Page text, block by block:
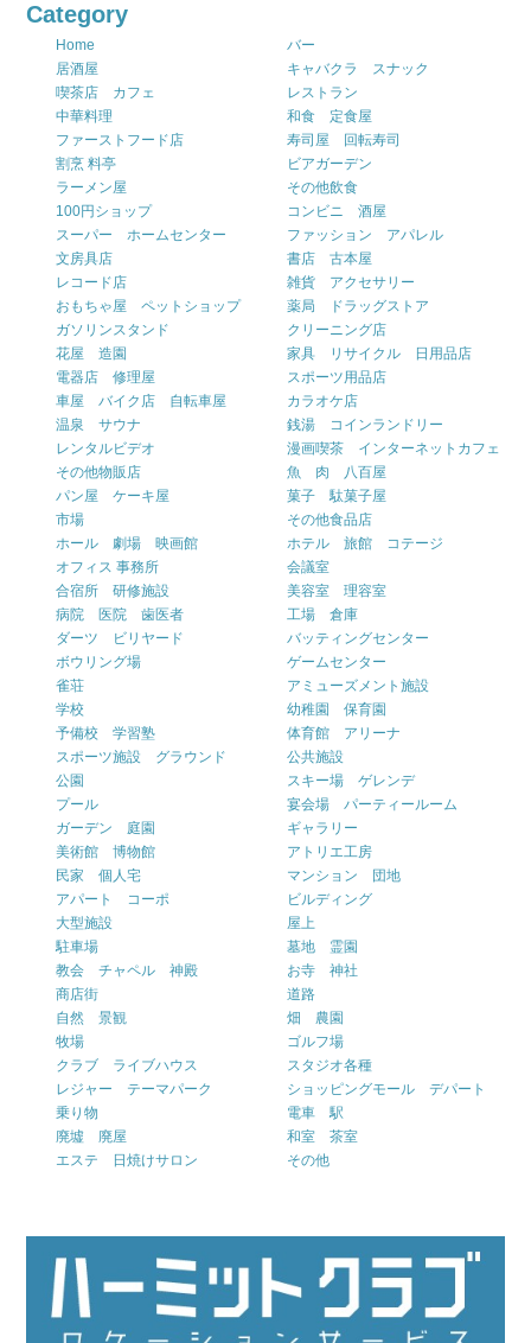
Category
Home
バー
居酒屋
キャバクラ スナック
喫茶店 カフェ
レストラン
中華料理
和食 定食屋
ファーストフード店
寿司屋 回転寿司
割烹 料亭
ビアガーデン
ラーメン屋
その他飲食
100円ショップ
コンビニ 酒屋
スーパー ホームセンター
ファッション アパレル
文房具店
書店 古本屋
レコード店
雑貨 アクセサリー
おもちゃ屋 ペットショップ
薬局 ドラッグストア
ガソリンスタンド
クリーニング店
花屋 造園
家具 リサイクル 日用品店
電器店 修理屋
スポーツ用品店
車屋 バイク店 自転車屋
カラオケ店
温泉 サウナ
銭湯 コインランドリー
レンタルビデオ
漫画喫茶 インターネットカフェ
その他物販店
魚 肉 八百屋
パン屋 ケーキ屋
菓子 駄菓子屋
市場
その他食品店
ホール 劇場 映画館
ホテル 旅館 コテージ
オフィス 事務所
会議室
合宿所 研修施設
美容室 理容室
病院 医院 歯医者
工場 倉庫
ダーツ ビリヤード
バッティングセンター
ボウリング場
ゲームセンター
雀荘
アミューズメント施設
学校
幼稚園 保育園
予備校 学習塾
体育館 アリーナ
スポーツ施設 グラウンド
公共施設
公園
スキー場 ゲレンデ
プール
宴会場 パーティールーム
ガーデン 庭園
ギャラリー
美術館 博物館
アトリエ工房
民家 個人宅
マンション 団地
アパート コーポ
ビルディング
大型施設
屋上
駐車場
墓地 霊園
教会 チャペル 神殿
お寺 神社
商店街
道路
自然 景観
畑 農園
牧場
ゴルフ場
クラブ ライブハウス
スタジオ各種
レジャー テーマパーク
ショッピングモール デパート
乗り物
電車 駅
廃墟 廃屋
和室 茶室
エステ 日焼けサロン
その他